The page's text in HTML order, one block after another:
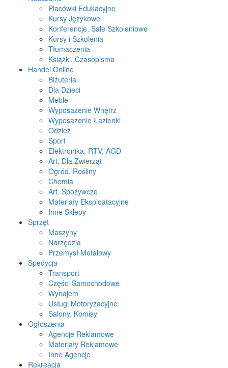
Placówki Edukacyjne
Kursy Językowe
Konferencje, Sale Szkoleniowe
Kursy i Szkolenia
Tłumaczenia
Książki, Czasopisma
Handel Online
Biżuteria
Dla Dzieci
Meble
Wyposażenie Wnętrz
Wyposażenie Łazienki
Odzież
Sport
Elektronika, RTV, AGD
Art. Dla Zwierząt
Ogród, Rośliny
Chemia
Art. Spożywcze
Materiały Eksploatacyjne
Inne Sklepy
Sprzęt
Maszyny
Narzędzia
Przemysł Metalowy
Spedycja
Transport
Części Samochodowe
Wynajem
Usługi Motoryzacyjne
Salony, Komisy
Ogłoszenia
Agencje Reklamowe
Materiały Reklamowe
Inne Agencje
Rekreacja